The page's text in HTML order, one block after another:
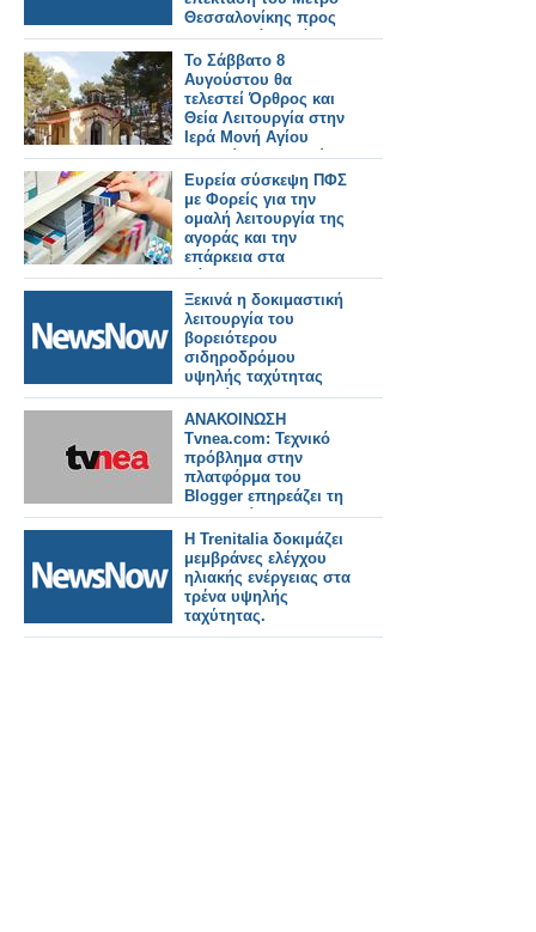
Θεσσαλονίκης προς
Καλαμαριά – Στόχος η
λειτουργία έως το
τέλος του μήνα.
Το Σάββατο 8
Αυγούστου θα
τελεστεί Όρθρος και
Θεία Λειτουργία στην
Ιερά Μονή Αγίου
Γεωργίου Αστακού
στις 07:00 το πρωί.
Ευρεία σύσκεψη ΠΦΣ
με Φορείς για την
ομαλή λειτουργία της
αγοράς και την
επάρκεια στα
φάρμακα!
Ξεκινά η δοκιμαστική
λειτουργία του
βορειότερου
σιδηροδρόμου
υψηλής ταχύτητας
της Κίνας.
ΑΝΑΚΟΙΝΩΣΗ
Tvnea.com: Τεχνικό
πρόβλημα στην
πλατφόρμα του
Blogger επηρεάζει τη
λειτουργία της
ιστοσελίδας
Η Trenitalia δοκιμάζει
μεμβράνες ελέγχου
ηλιακής ενέργειας στα
τρένα υψηλής
ταχύτητας.